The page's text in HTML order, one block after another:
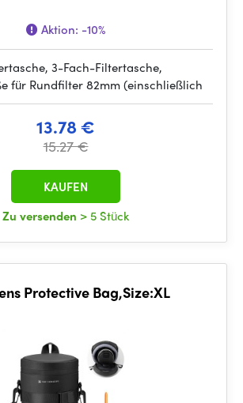
Aktion: -10%
3-Fach-Filtertasche,
für Rundfilter 82mm (einschließlich
13.78 €
15.27 €
Zu versenden > 5 Stück
KAUFEN
Protective Bag,Size:XL